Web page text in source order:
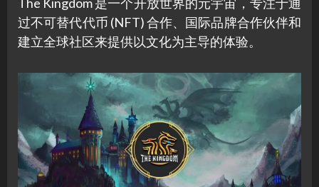
过不可替代代币 (NFT) 合作、国际品牌合作伙伴和
建立全球社区来提供以文化为主导的体验。